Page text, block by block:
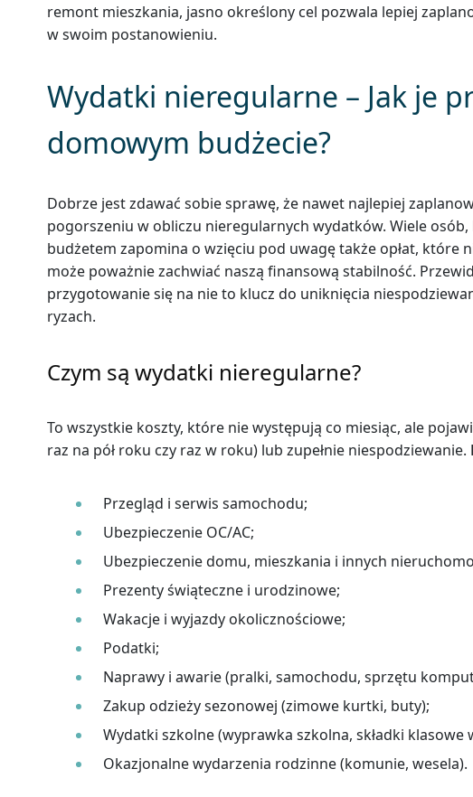
remont mieszkania, jasno określony cel pozwala lepiej
w swoim postanowieniu.
Wydatki nieregularne – Jak je
domowym budżecie?
Dobrze jest zdawać sobie sprawę, że nawet najlepiej
pogorszeniu w obliczu nieregularnych wydatków. Wiele
budżetem zapomina o wzięciu pod uwagę także opłat, które
może poważnie zachwiać naszą finansową stabilność.
przygotowanie się na nie to klucz do uniknięcia
ryzach.
Czym są wydatki nieregularne?
To wszystkie koszty, które nie występują co miesiąc, ale
raz na pół roku czy raz w roku) lub zupełnie niespodziewanie.
Przegląd i serwis samochodu;
Ubezpieczenie OC/AC;
Ubezpieczenie domu, mieszkania i innych
Prezenty świąteczne i urodzinowe;
Wakacje i wyjazdy okolicznościowe;
Podatki;
Naprawy i awarie (pralki, samochodu, sprzętu
Zakup odzieży sezonowej (zimowe kurtki, buty);
Wydatki szkolne (wyprawka szkolna, składki klasowe
Okazjonalne wydarzenia rodzinne (komunie, wesela).